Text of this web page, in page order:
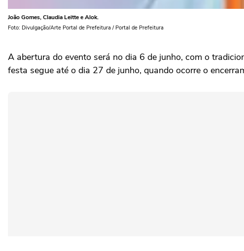
João Gomes, Claudia Leitte e Alok.
Foto: Divulgação/Arte Portal de Prefeitura / Portal de Prefeitura
A abertura do evento será no dia 6 de junho, com o
festa segue até o dia 27 de junho, quando ocorre o